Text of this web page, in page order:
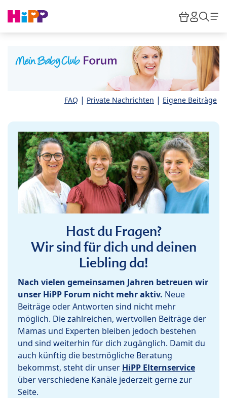
HiPP
FAQ | Private Nachrichten | Eigene Beiträge
Hast du Fragen?
Wir sind für dich und deinen
Liebling da!
Nach vielen gemeinsamen Jahren betreuen wir
unser HiPP Forum nicht mehr aktiv. Neue
Beiträge oder Antworten sind nicht mehr
möglich. Die zahlreichen, wertvollen Beiträge der
Mamas und Experten bleiben jedoch bestehen
und sind weiterhin für dich zugänglich. Damit du
auch künftig die bestmögliche Beratung
bekommst, steht dir unser HiPP Elternservice
über verschiedene Kanäle jederzeit gerne zur
Seite.